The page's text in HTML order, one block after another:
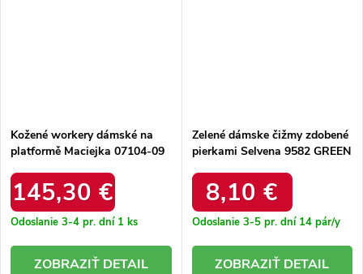
Kožené workery dámské na
platformě Maciejka 07104-09
145,30 €
Odoslanie 3-4 pr. dní 1 ks
DETAIL
Zelené dámske čižmy zdobené
pierkami Selvena 9582 GREEN
8,10 €
Odoslanie 3-5 pr. dní 14 pár/y
DETAIL